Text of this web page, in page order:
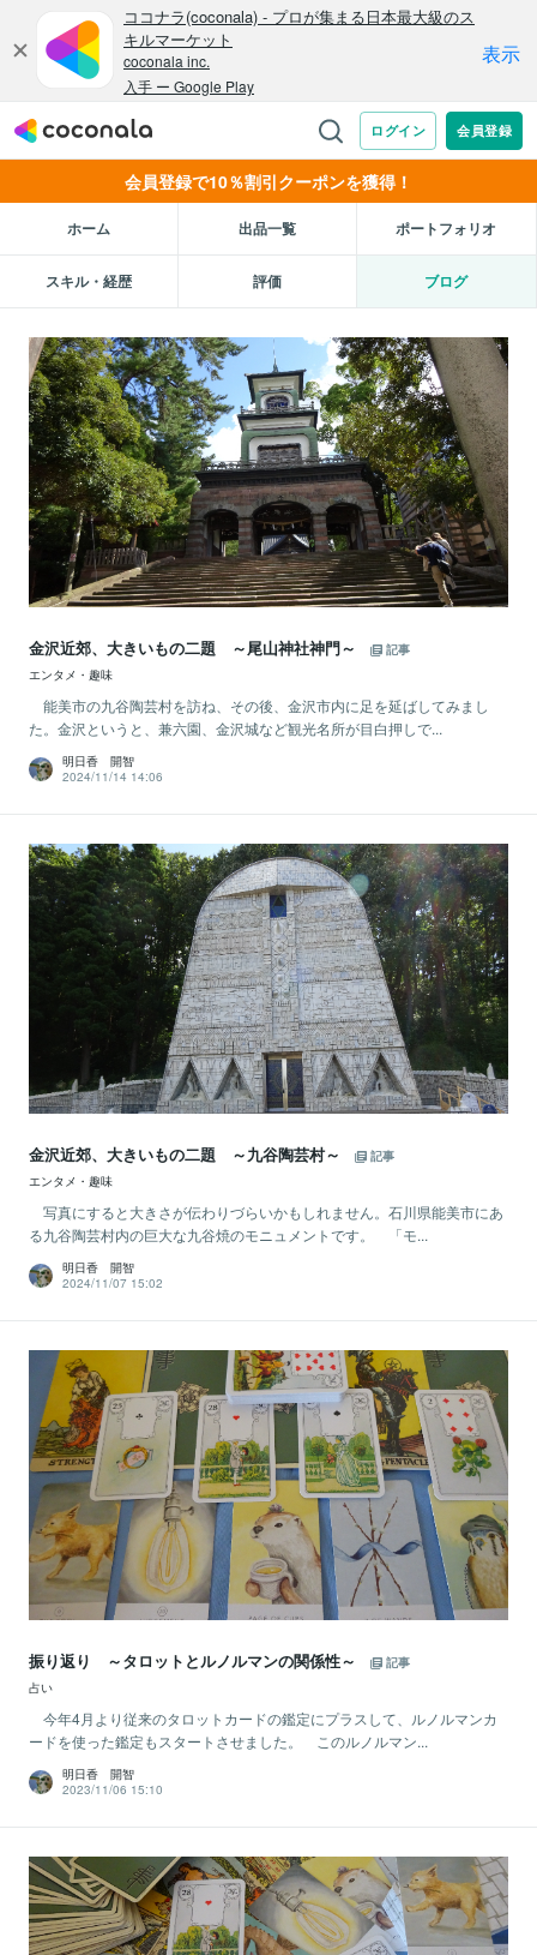
会員登録で10％割引クーポンを獲得！
ホーム 出品一覧 ポートフォリオ
スキル・経歴 評価 ブログ
金沢近郊、大きいもの二題 ～尾山神社神門～
記事
エンタメ・趣味
能美市の九谷陶芸村を訪ね、その後、金沢市内に足を延ばしてみまし
た。金沢というと、兼六園、金沢城など観光名所が目白押しで...
明日香 開智
2024/11/14 14:06
金沢近郊、大きいもの二題 ～九谷陶芸村～
記事
エンタメ・趣味
写真にすると大きさが伝わりづらいかもしれません。石川県能美市にあ
る九谷陶芸村内の巨大な九谷焼のモニュメントです。 「モ...
明日香 開智
2024/11/07 15:02
振り返り ～タロットとルノルマンの関係性～
記事
占い
今年4月より従来のタロットカードの鑑定にプラスして、ルノルマンカ
ードを使った鑑定もスタートさせました。 このルノルマン...
明日香 開智
2023/11/06 15:10